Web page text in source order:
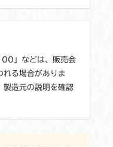
」などは、販売会
れる場合がありま
製造元の説明を確認